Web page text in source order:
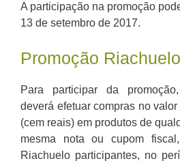
A participação na promoção
13 de setembro de 2017.
Promoção Riachuelo
Para participar da
deverá efetuar compras no
(cem reais) em produtos de
mesma nota ou cupom
Riachuelo participantes, no